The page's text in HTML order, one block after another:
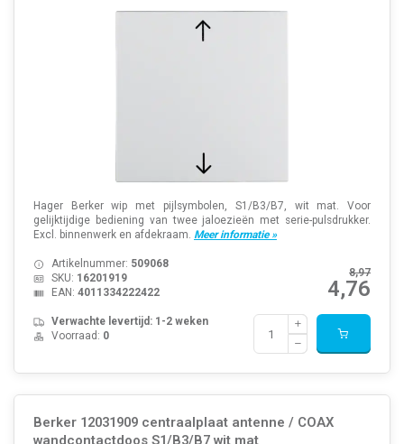
Hager Berker wip met pijlsymbolen, S1/B3/B7, wit mat. Voor
gelijktijdige bediening van twee jaloezieën met serie-pulsdrukker.
Excl. binnenwerk en afdekraam. Meer informatie »
8,97
4,76
Artikelnummer: 509068
SKU: 16201919
EAN: 4011334222422
Verwachte levertijd: 1-2 weken
Voorraad: 0
Berker 12031909 centraalplaat antenne / COAX